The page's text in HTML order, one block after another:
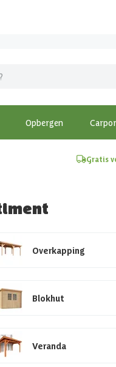
Opbergen
Gratis
Overkapping
Blokhut
Veranda